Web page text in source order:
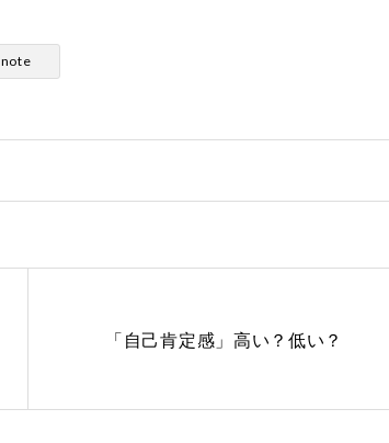
note
「自己肯定感」高い？低い？